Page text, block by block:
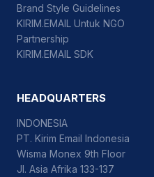
Brand Style Guidelines
KIRIM.EMAIL Untuk NGO
Partnership
KIRIM.EMAIL SDK
HEADQUARTERS
INDONESIA
PT. Kirim Email Indonesia
Wisma Monex 9th Floor
Jl. Asia Afrika 133-137